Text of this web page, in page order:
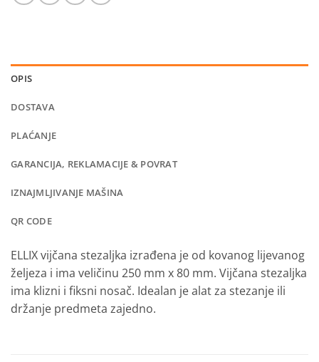
OPIS
DOSTAVA
PLAĆANJE
GARANCIJA, REKLAMACIJE & POVRAT
IZNAJMLJIVANJE MAŠINA
QR CODE
ELLIX vijčana stezaljka izrađena je od kovanog lijevanog
željeza i ima veličinu 250 mm x 80 mm. Vijčana stezaljka
ima klizni i fiksni nosač. Idealan je alat za stezanje ili
držanje predmeta zajedno.